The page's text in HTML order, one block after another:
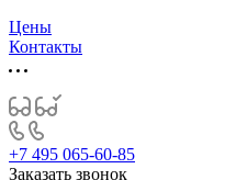
Цены
Контакты
+7 495 065-60-85
Заказать звонок